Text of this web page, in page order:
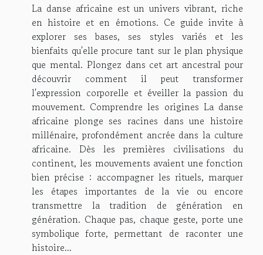
La danse africaine est un univers vibrant, riche
en histoire et en émotions. Ce guide invite à
explorer ses bases, ses styles variés et les
bienfaits qu'elle procure tant sur le plan physique
que mental. Plongez dans cet art ancestral pour
découvrir comment il peut transformer
l'expression corporelle et éveiller la passion du
mouvement. Comprendre les origines La danse
africaine plonge ses racines dans une histoire
millénaire, profondément ancrée dans la culture
africaine. Dès les premières civilisations du
continent, les mouvements avaient une fonction
bien précise : accompagner les rituels, marquer
les étapes importantes de la vie ou encore
transmettre la tradition de génération en
génération. Chaque pas, chaque geste, porte une
symbolique forte, permettant de raconter une
histoire...